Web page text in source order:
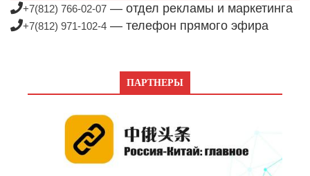
+7(812) 766-02-07 — отдел рекламы и маркетинга
+7(812) 971-102-4 — телефон прямого эфира
ПАРТНЕРЫ